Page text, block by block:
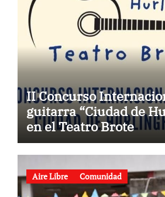
II Concurso
guitarra “Ciudad de
en el Teatro Brote
Aire Libre Comunidad